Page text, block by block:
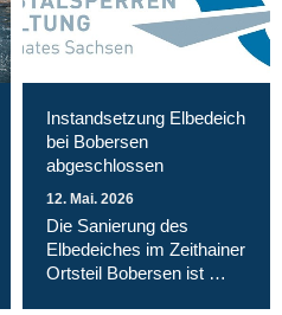
Instandsetzung Elbedeich
bei Bobersen
abgeschlossen
12. Mai. 2026
Die Sanierung des
Elbedeiches im Zeithainer
Ortsteil Bobersen ist …